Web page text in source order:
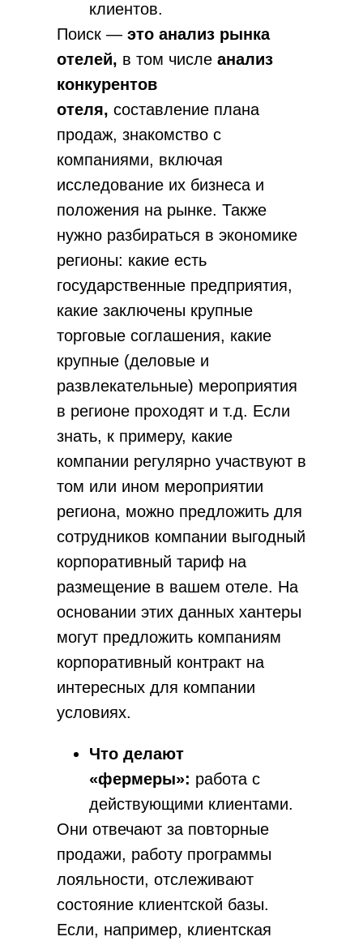
клиентов.
Поиск — это анализ рынка
отелей, в том числе анализ
конкурентов
отеля, составление плана
продаж, знакомство с
компаниями, включая
исследование их бизнеса и
положения на рынке. Также
нужно разбираться в экономике
регионы: какие есть
государственные предприятия,
какие заключены крупные
торговые соглашения, какие
крупные (деловые и
развлекательные) мероприятия
в регионе проходят и т.д. Если
знать, к примеру, какие
компании регулярно участвуют в
том или ином мероприятии
региона, можно предложить для
сотрудников компании выгодный
корпоративный тариф на
размещение в вашем отеле. На
основании этих данных хантеры
могут предложить компаниям
корпоративный контракт на
интересных для компании
условиях.
Что делают
«фермеры»: работа с
действующими клиентами.
Они отвечают за повторные
продажи, работу программы
лояльности, отслеживают
состояние клиентской базы.
Если, например, клиентская
© Независимый Гостиничный Альянс, 2023
Кейсы и отзывы
Новости
Мероприятия
Спикеры
Вакансии
О компании
Анализ рынка
Аутсорсинг маркетинга
NPS отеля
Анализ цифрового следа
Геомаркетинг
Аудит маркетинга и продаж
Revenue (звонки)
Лидорубы
Реанимация КБ
Индивидуальная консультация
Открытие отеля
Экономика, запуск, аудит
Классификация
Бизнес план /фин модель
Предпродажная упаковка
Согласие на получение рассылки
Политика конфиденциальности